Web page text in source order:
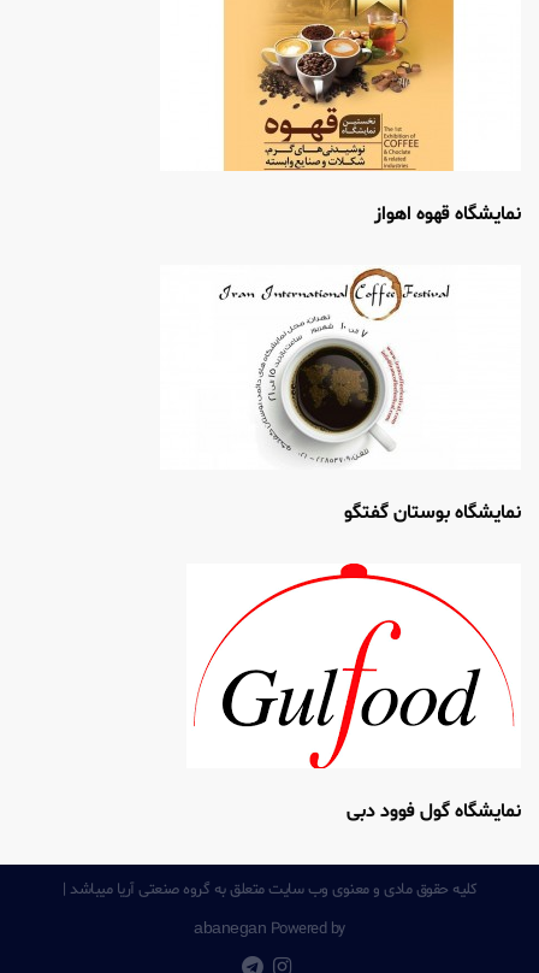
نمایشگاه قهوه اهواز
نمایشگاه بوستان گفتگو
نمایشگاه گول فوود دبی
کلیه حقوق مادی و معنوی وب سایت متعلق به گروه صنعتی آریا میباشد |
Powered by
abanegan